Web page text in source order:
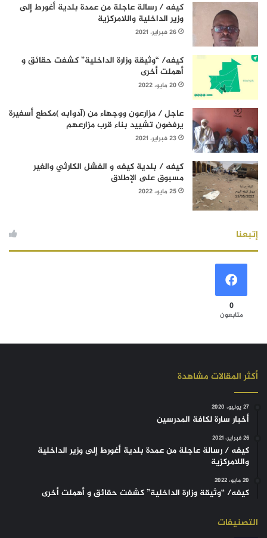
كيفه / رسالة عاجلة من عمدة بلدية أغورط إلى
وزير الداخلية واللامركزية
26 فبراير، 2021
كيفه/ “وثيقة وزارة الداخلية” كشفت حقائق و
أهملت أخرى
20 مايو، 2022
عاجل / مزارعون ووجهاء من (آدوابه )مكطع أسفيرة
يرفضون تشييد بناء قرب مزارعهم
23 فبراير، 2021
كيفه / بلدية كيفه و الفشل الكارثي والغير
مسبوق على الإطلاق
25 مايو، 2022
إتبعنا
0
متابعون
أكثر المقالات مشاهدة
27 يونيو، 2020
أخبار سارة لكافة المدرسين
26 فبراير، 2021
كيفه / رسالة عاجلة من عمدة بلدية أغورط إلى وزير الداخلية
واللامركزية
20 مايو، 2022
كيفه/ “وثيقة وزارة الداخلية” كشفت حقائق و أهملت أخرى
التصنيفات